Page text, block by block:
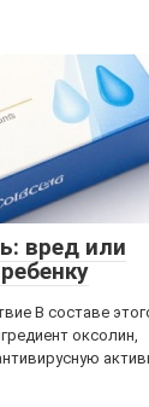
вред или
В составе
оксолин,